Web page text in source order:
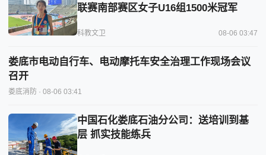
联赛南部赛区女子U16组1500米冠军
科教文卫 08-06 03:47
娄底市电动自行车、电动摩托车安全治理工作现场会议
召开
娄底消防 · 08-06 03:41
中国石化娄底石油分公司：送培训到基
层 抓实技能练兵